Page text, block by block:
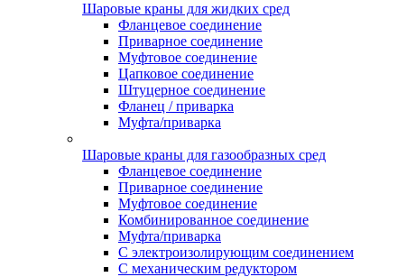
Шаровые краны для жидких сред
Фланцевое соединение
Приварное соединение
Муфтовое соединение
Цапковое соединение
Штуцерное соединение
Фланец / приварка
Муфта/приварка
Шаровые краны для газообразных сред
Фланцевое соединение
Приварное соединение
Муфтовое соединение
Комбинированное соединение
Муфта/приварка
С электроизолирующим соединением
С механическим редуктором